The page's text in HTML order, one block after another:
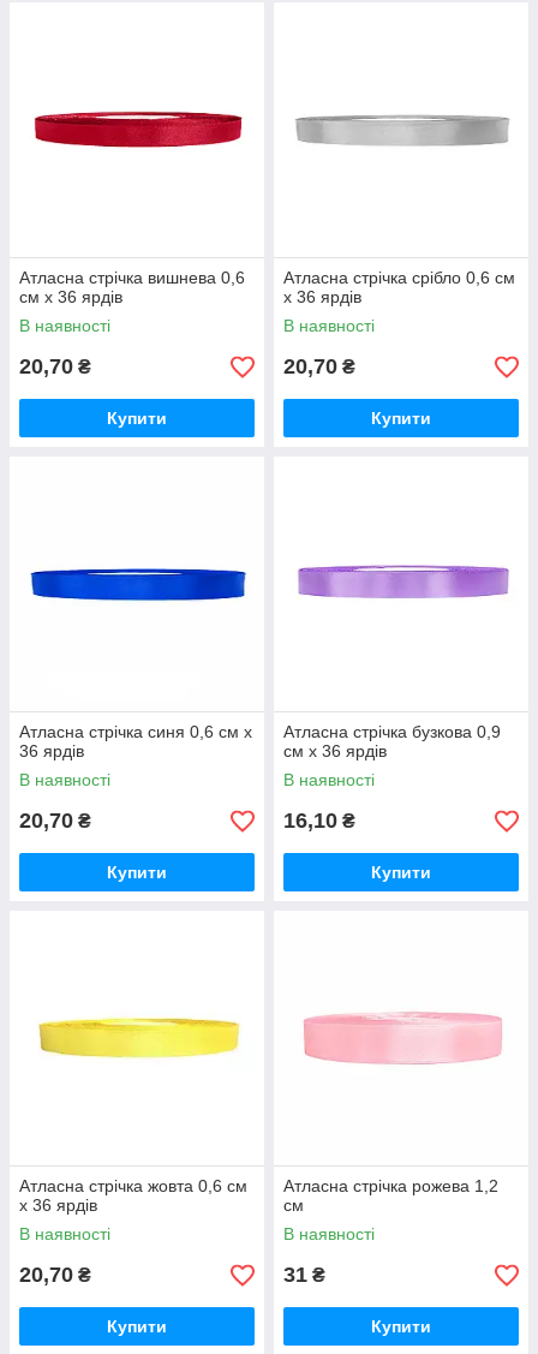
Атласна стрічка вишнева 0,6
см х 36 ярдів
В наявності
20,70 ₴
Купити
Атласна стрічка срібло 0,6 см
х 36 ярдів
В наявності
20,70 ₴
Купити
Атласна стрічка синя 0,6 см х
36 ярдів
В наявності
20,70 ₴
Купити
Атласна стрічка бузкова 0,9
см х 36 ярдів
В наявності
16,10 ₴
Купити
Атласна стрічка жовта 0,6 см
х 36 ярдів
В наявності
20,70 ₴
Купити
Атласна стрічка рожева 1,2
см
В наявності
31 ₴
Купити